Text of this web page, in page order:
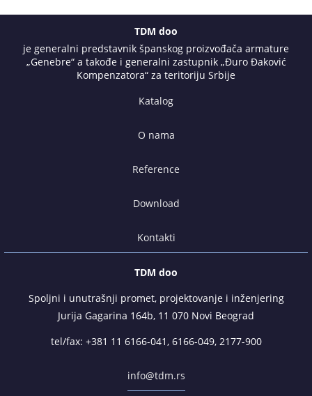
TDM doo
je generalni predstavnik španskog proizvođača armature
„Genebre“ a takođe i generalni zastupnik „Đuro Đaković
Kompenzatora“ za teritoriju Srbije
Katalog
O nama
Reference
Download
Kontakti
TDM doo
Spoljni i unutrašnji promet, projektovanje i inženjering
Jurija Gagarina 164b, 11 070 Novi Beograd
tel/fax: +381 11 6166-041 , 6166-049, 2177-900
info@tdm.rs